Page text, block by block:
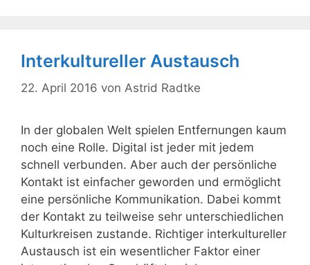
Interkultureller Austausch
22. April 2016 von Astrid Radtke
In der globalen Welt spielen Entfernungen kaum
noch eine Rolle. Digital ist jeder mit jedem
schnell verbunden. Aber auch der persönliche
Kontakt ist einfacher geworden und ermöglicht
eine persönliche Kommunikation. Dabei kommt
der Kontakt zu teilweise sehr unterschiedlichen
Kulturkreisen zustande. Richtiger interkultureller
Austausch ist ein wesentlicher Faktor einer